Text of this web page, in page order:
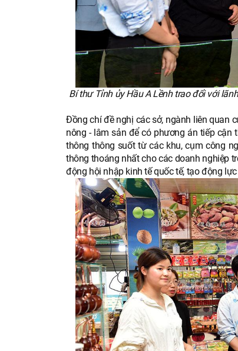
Bí thư Tỉnh ủy Hầu A Lềnh trao đổi với
Đồng chí đề nghị các sở, ngành liên quan
nông - lâm sản để có phương án tiếp
thông thông suốt từ các khu, cụm công
thông thoáng nhất cho các doanh nghiệp
động hội nhập kinh tế quốc tế, tạo động